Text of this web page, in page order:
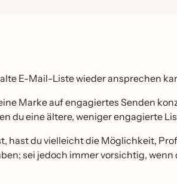
E-Mail-Liste wieder ansprechen
Marke auf engagiertes Senden
du eine ältere, weniger engagierte
hast du vielleicht die Möglichkeit,
sei jedoch immer vorsichtig,